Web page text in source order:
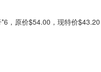
，原价$54.00，现特价$43.20